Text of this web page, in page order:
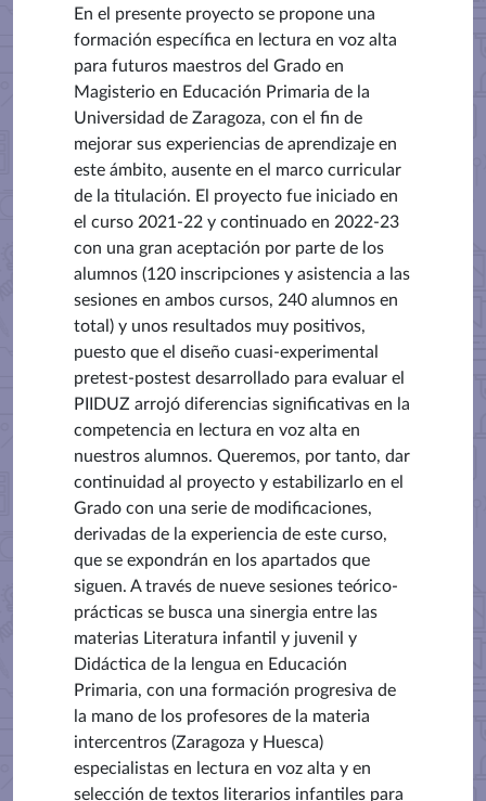
En el presente proyecto se propone una
formación específica en lectura en voz alta
para futuros maestros del Grado en
Magisterio en Educación Primaria de la
Universidad de Zaragoza, con el fin de
mejorar sus experiencias de aprendizaje en
este ámbito, ausente en el marco curricular
de la titulación. El proyecto fue iniciado en
el curso 2021-22 y continuado en 2022-23
con una gran aceptación por parte de los
alumnos (120 inscripciones y asistencia a las
sesiones en ambos cursos, 240 alumnos en
total) y unos resultados muy positivos,
puesto que el diseño cuasi-experimental
pretest-postest desarrollado para evaluar el
PIIDUZ arrojó diferencias significativas en la
competencia en lectura en voz alta en
nuestros alumnos. Queremos, por tanto, dar
continuidad al proyecto y estabilizarlo en el
Grado con una serie de modificaciones,
derivadas de la experiencia de este curso,
que se expondrán en los apartados que
siguen. A través de nueve sesiones teórico-
prácticas se busca una sinergia entre las
materias Literatura infantil y juvenil y
Didáctica de la lengua en Educación
Primaria, con una formación progresiva de
la mano de los profesores de la materia
intercentros (Zaragoza y Huesca)
especialistas en lectura en voz alta y en
selección de textos literarios infantiles para